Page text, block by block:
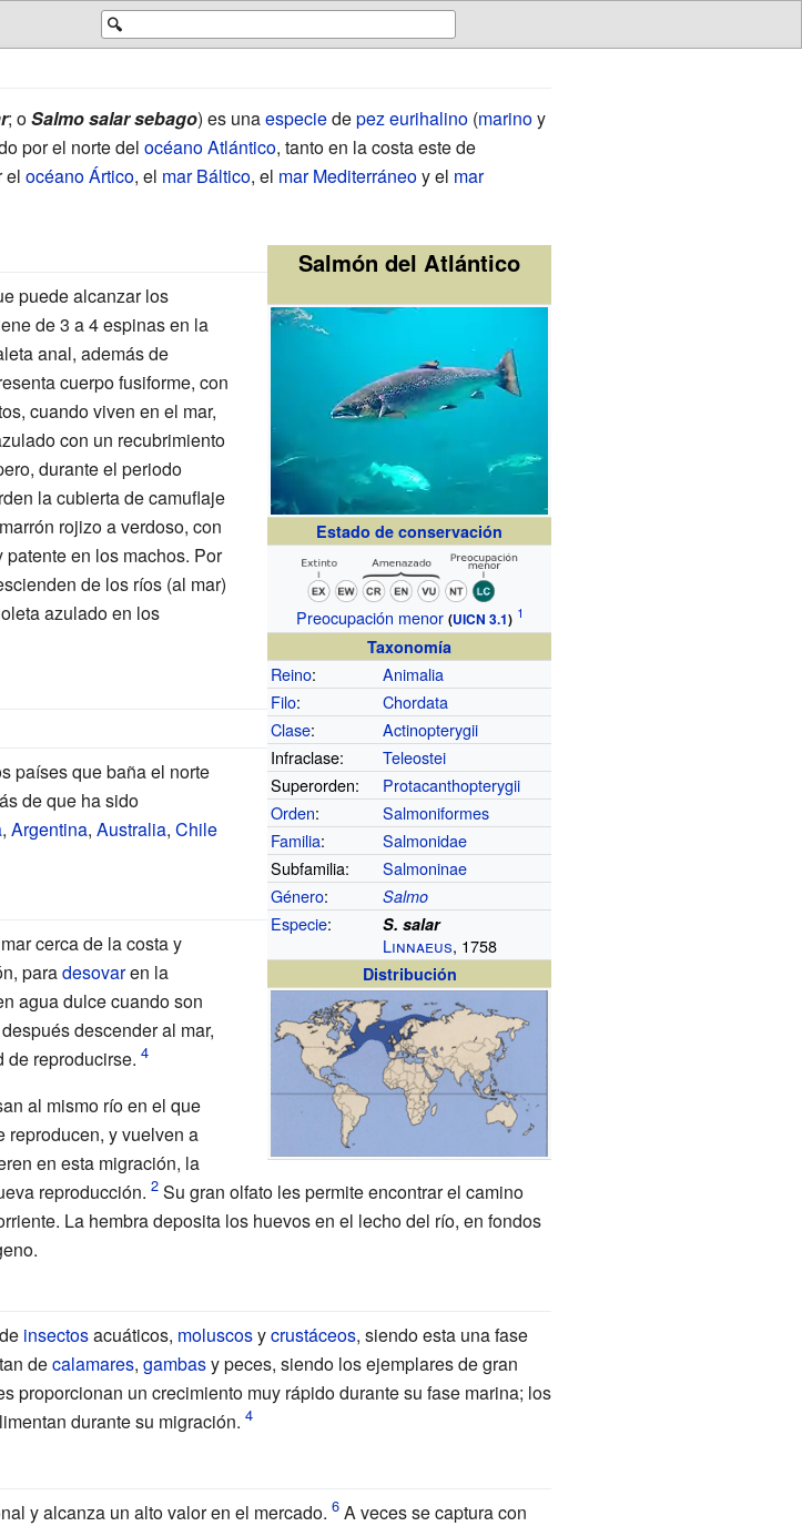
🔍
; oSalmo salar sebago) es unaespeciedepez eurihalino(marinoy
por el norte del océano Atlántico, tanto en la costa este de
el océano Ártico, el mar Báltico, el mar Mediterráneoy el mar
Salmón del Atlántico
Estado de conservación
Preocupación menor (UICN 3.1)
Taxonomía
Reino:
Animalia
Filo:
Chordata
Clase:
Actinopterygii
Infraclase:
Teleostei
Superorden:
Protacanthopterygii
Orden:
Salmoniformes
Familia:
Salmonidae
Subfamilia:
Salmoninae
Género: Salmo
Especie: S. salar
Linnaeus, 1758
Distribución
puede alcanzar los
de 3 a 4 espinas en la
anal, además de
cuerpo fusiforme, con
cuando viven en el mar,
con un recubrimiento
durante el periodo
la cubierta de camuflaje
rojizo a verdoso, con
en los machos. Por
de los ríos (al mar)
azulado en los
países que baña el norte
de que ha sido
, Argentina, Australia, Chile
cerca de la costa y
paradesovaren la
agua dulce cuando son
descender al mar,
de reproducirse.
al mismo río en el que
reproducen, y vuelven a
en esta migración, la
reproducción. Su gran olfato les permite encontrar el camino
La hembra deposita los huevos en el lecho del río, en fondos
insectosacuáticos, moluscosycrustáceos, siendo esta una fase
decalamares, gambasy peces, siendo los ejemplares de gran
proporcionan un crecimiento muy rápido durante su fase marina; los
durante su migración.
y alcanza un alto valor en el mercado. A veces se captura con